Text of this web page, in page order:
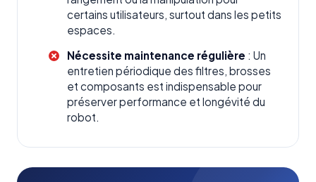
certains utilisateurs, surtout dans les petits
espaces.
Nécessite maintenance régulière : Un
entretien périodique des filtres, brosses
et composants est indispensable pour
préserver performance et longévité du
robot.